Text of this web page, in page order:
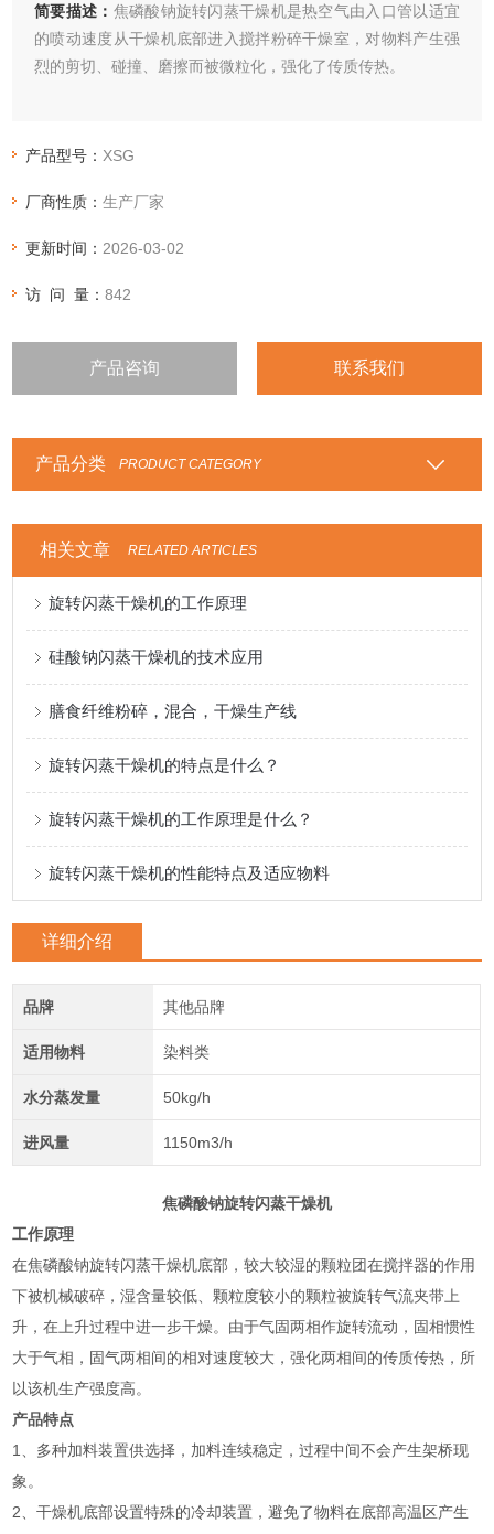
简要描述： 焦磷酸钠旋转闪蒸干燥机是热空气由入口管以适宜
的喷动速度从干燥机底部进入搅拌粉碎干燥室，对物料产生强
烈的剪切、碰撞、磨擦而被微粒化，强化了传质传热。
产品型号： XSG
厂商性质：生产厂家
更新时间： 2026-03-02
访 问 量：842
产品咨询 联系我们
产品分类 PRODUCT CATEGORY
相关文章 RELATED ARTICLES
旋转闪蒸干燥机的工作原理
硅酸钠闪蒸干燥机的技术应用
膳食纤维粉碎，混合，干燥生产线
旋转闪蒸干燥机的特点是什么？
旋转闪蒸干燥机的工作原理是什么？
旋转闪蒸干燥机的性能特点及适应物料
详细介绍
品牌 其他品牌
适用物料 染料类
水分蒸发量 50kg/h
进风量 1150m3/h
焦磷酸钠旋转闪蒸干燥机
工作原理
在焦磷酸钠旋转闪蒸干燥机底部，较大较湿的颗粒团在搅拌器的作用
下被机械破碎，湿含量较低、颗粒度较小的颗粒被旋转气流夹带上
升，在上升过程中进一步干燥。由于气固两相作旋转流动，固相惯性
大于气相，固气两相间的相对速度较大，强化两相间的传质传热，所
以该机生产强度高。
产品特点
1、多种加料装置供选择，加料连续稳定，过程中间不会产生架桥现
象。
2、干燥机底部设置特殊的冷却装置，避免了物料在底部高温区产生